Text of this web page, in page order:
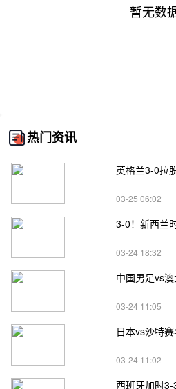
暂无数
热门资讯
03-25 06:02
03-24 18:32
03-24 11:05
日本vs沙特
03-24 11:02